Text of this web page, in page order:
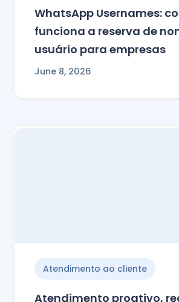
WhatsApp Usernames:
funciona a reserva de
usuário para empresas
June 8, 2026
Atendimento ao cliente
Atendimento proativo,